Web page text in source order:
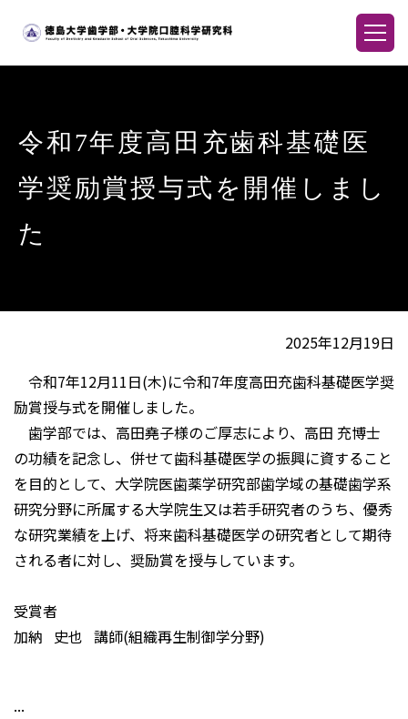
令和7年度高田充歯科基礎医
学奨励賞授与式を開催しまし
た
2025年12月19日
令和7年12月11日(木)に令和7年度高田充歯科基礎医学奨
励賞授与式を開催しました。
歯学部では、高田堯子様のご厚志により、高田 充博士
の功績を記念し、併せて歯科基礎医学の振興に資すること
を目的として、大学院医歯薬学研究部歯学域の基礎歯学系
研究分野に所属する大学院生又は若手研究者のうち、優秀
な研究業績を上げ、将来歯科基礎医学の研究者として期待
される者に対し、奨励賞を授与しています。
受賞者
加納 史也 講師(組織再生制御学分野)
...